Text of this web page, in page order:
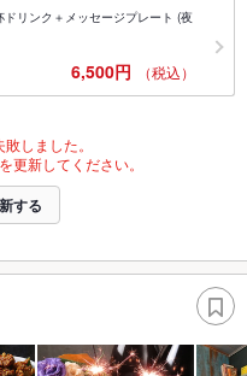
リンク＋メッセージプレート (夜
6,500円 （税込）
しました。
更新してください。
する